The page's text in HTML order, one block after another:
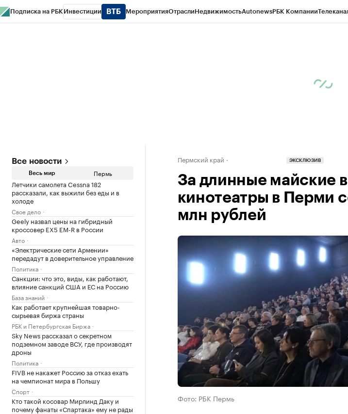
Подписка на РБК Инвестиции МероприятияОтраслиНедвижимостьAutonewsРБК Компании
Все новости
Весь мир Пермь
Летчики самолета Cessna 182
рассказали, как выжили без еды и в
холоде
Свое дело
Geely назвал цены на гибридный
кроссовер EX5 EM-R в России
Авто
«Электрические сети Армении»
передадут в доверительное управление
Политика
Санкции: что это, виды, как работают,
влияние санкций США и ЕС на Россию
База знаний
Как работает крупнейшая товарно-
сырьевая биржа страны
РБК и Петербургская Биржа
Sky News рассказал о секретном
подземном заводе ВСУ, где производят
дроны
Политика
FIVB не накажет Россию за отказ ехать
на чемпионат мира в Польшу
Спорт
Кто такой косовар Мирлинд Даку и
почему фанаты «Спартака» ему не рады
Пермский край ЭКСКЛЮЗИВ
За длинные майские
кинотеатры в Перми
млн рублей
Фото: РБК Пермь